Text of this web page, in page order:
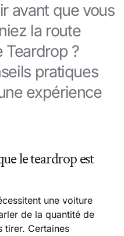
avant que vous
la route
Teardrop ?
pratiques
expérience
le teardrop est
une voiture
de la quantité de
tirer. Certaines